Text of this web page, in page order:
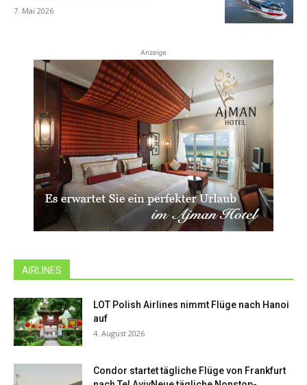
7. Mai 2026
Anzeige
AIRLINES
LOT Polish Airlines nimmt Flüge nach Hanoi
auf
4. August 2026
Condor startet tägliche Flüge von Frankfurt